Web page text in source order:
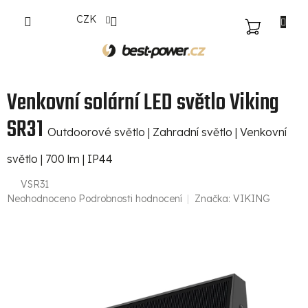
CZK
NÁKUPNÍ
Venkovní solární LED světlo Viking
SR31 Outdoorové světlo | Zahradní světlo | Venkovní
světlo | 700 lm | IP44
VSR31
Průměrné
Neohodnoceno Podrobnosti hodnocení Značka: VIKING